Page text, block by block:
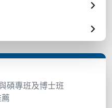
碩專班及博士班